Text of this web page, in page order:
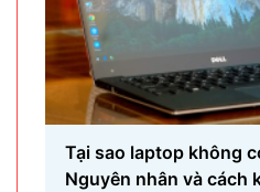
Tại sao laptop không
Nguyên nhân và cách